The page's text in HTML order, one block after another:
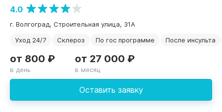
4.0
г. Волгоград, Строительная улица, 31А
Уход 24/7
Склероз По гос программе После инсульта
Оставить заявку
от 800 ₽
в день
от 27 000 ₽
в месяц